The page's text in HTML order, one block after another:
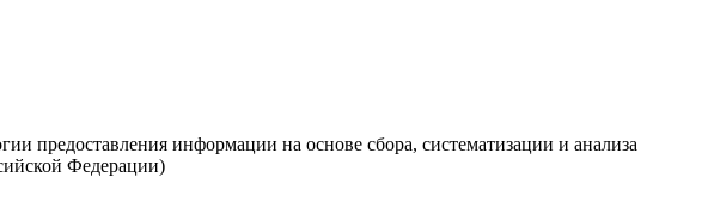
предоставления информации на основе сбора, систематизации и анализа
Федерации)